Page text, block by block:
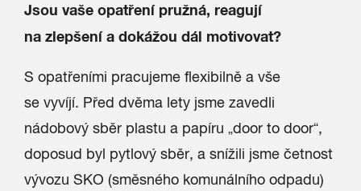
Jsou vaše opatření pružná, reagují
na zlepšení a dokážou dál motivovat?
S opatřeními pracujeme flexibilně a vše
se vyvíjí. Před dvěma lety jsme zavedli
nádobový sběr plastu a papíru „door to door“,
doposud byl pytlový sběr, a snížili jsme četnost
vývozu SKO (směsného komunálního odpadu)